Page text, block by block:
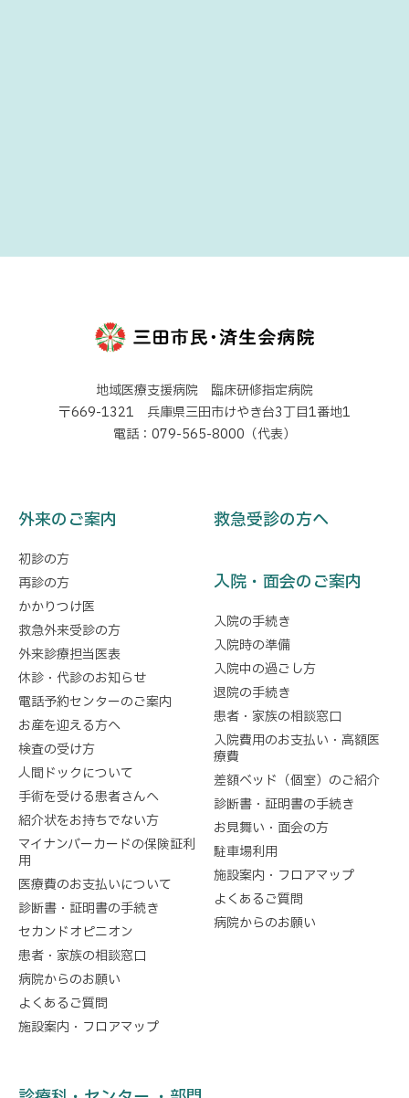
地域医療支援病院 臨床研修指定病院
〒669-1321 兵庫県三田市けやき台3丁目1番地1
電話：079-565-8000（代表）
外来のご案内
初診の方
再診の方
かかりつけ医
救急外来受診の方
外来診療担当医表
休診・代診のお知らせ
電話予約センターのご案内
お産を迎える方へ
検査の受け方
人間ドックについて
手術を受ける患者さんへ
紹介状をお持ちでない方
マイナンバーカードの保険証利
用
医療費のお支払いについて
診断書・証明書の手続き
セカンドオピニオン
患者・家族の相談窓口
病院からのお願い
よくあるご質問
施設案内・フロアマップ
救急受診の方へ
入院・面会のご案内
入院の手続き
入院時の準備
入院中の過ごし方
退院の手続き
患者・家族の相談窓口
入院費用のお支払い・高額医
療費
差額ベッド（個室）のご紹介
診断書・証明書の手続き
お見舞い・面会の方
駐車場利用
施設案内・フロアマップ
よくあるご質問
病院からのお願い